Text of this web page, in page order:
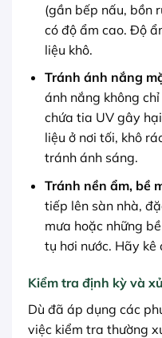
(gần bếp nấu, bồn
có độ ẩm cao. Độ
liệu khô.
Tránh ánh nắng
ánh nắng không
chứa tia UV gây
liệu ở nơi tối, khô
tránh ánh sáng.
Tránh nền ẩm, bề
tiếp lên sàn nhà,
mưa hoặc những
tụ hơi nước. Hãy kê
Kiểm tra định kỳ và
Dù đã áp dụng các
việc kiểm tra thường